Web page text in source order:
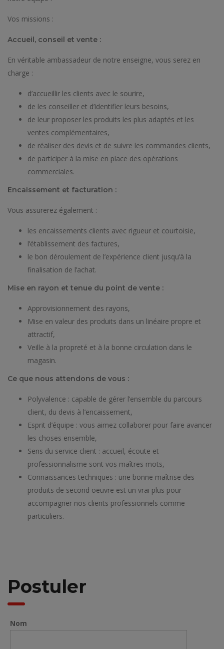
Vos missions :
Accueil, conseil et vente :
En véritable ambassadeur de notre enseigne, vous serez en
charge :
d’accueillir les clients avec le sourire,
de les conseiller et d’identifier leurs besoins,
de leur proposer les produits les plus adaptés et les
ventes complémentaires,
de réaliser des devis et de suivre les commandes clients,
de participer à la mise en place des opérations
commerciales.
Encaissement et facturation :
Vous assurerez également :
les encaissements clients avec rigueur et courtoisie,
l’établissement des factures,
le bon déroulement de l’expérience client jusqu’à la
finalisation de l’achat.
Mise en rayon et tenue du point de vente :
Approvisionnement des rayons,
Mise en valeur des produits dans un linéaire propre et
attractif,
Veille à la propreté et à la bonne circulation dans le
magasin.
Ce que nous attendons de vous :
Polyvalence : capable de gérer l’ensemble du parcours
client, du devis à l’encaissement,
Esprit d’équipe : vous aimez collaborer pour faire avancer
les choses ensemble,
Sens du service client : accueil, écoute et
professionnalisme sont vos maîtres mots,
Connaissances techniques : une bonne maîtrise des
produits de second oeuvre est un vrai plus pour
accompagner nos clients professionnels comme
particuliers.
Postuler
Nom